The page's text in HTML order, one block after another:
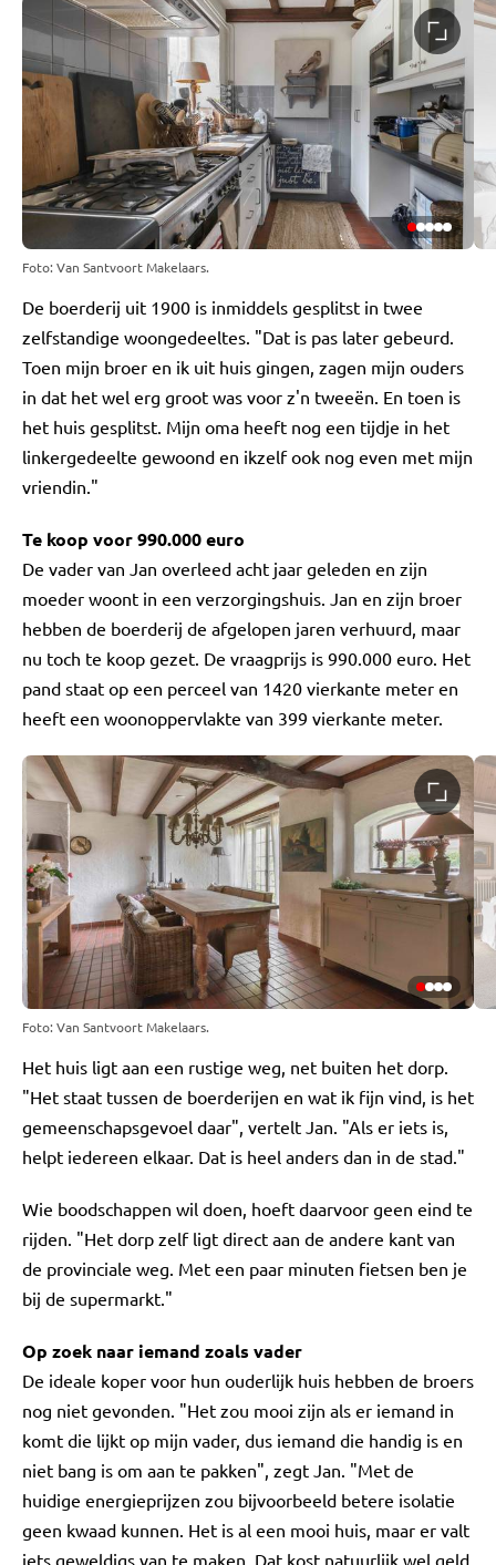
Foto: Van Santvoort Makelaars.
De boerderij uit 1900 is inmiddels gesplitst in twee
zelfstandige woongedeeltes. "Dat is pas later gebeurd.
Toen mijn broer en ik uit huis gingen, zagen mijn ouders
in dat het wel erg groot was voor z'n tweeën. En toen is
het huis gesplitst. Mijn oma heeft nog een tijdje in het
linkergedeelte gewoond en ikzelf ook nog even met mijn
vriendin."
Te koop voor 990.000 euro
De vader van Jan overleed acht jaar geleden en zijn
moeder woont in een verzorgingshuis. Jan en zijn broer
hebben de boerderij de afgelopen jaren verhuurd, maar
nu toch te koop gezet. De vraagprijs is 990.000 euro. Het
pand staat op een perceel van 1420 vierkante meter en
heeft een woonoppervlakte van 399 vierkante meter.
Foto: Van Santvoort Makelaars.
Het huis ligt aan een rustige weg, net buiten het dorp.
"Het staat tussen de boerderijen en wat ik fijn vind, is het
gemeenschapsgevoel daar", vertelt Jan. "Als er iets is,
helpt iedereen elkaar. Dat is heel anders dan in de stad."
Wie boodschappen wil doen, hoeft daarvoor geen eind te
rijden. "Het dorp zelf ligt direct aan de andere kant van
de provinciale weg. Met een paar minuten fietsen ben je
bij de supermarkt."
Op zoek naar iemand zoals vader
De ideale koper voor hun ouderlijk huis hebben de broers
nog niet gevonden. "Het zou mooi zijn als er iemand in
komt die lijkt op mijn vader, dus iemand die handig is en
niet bang is om aan te pakken", zegt Jan. "Met de
huidige energieprijzen zou bijvoorbeeld betere isolatie
geen kwaad kunnen. Het is al een mooi huis, maar er valt
iets geweldigs van te maken. Dat kost natuurlijk wel geld,